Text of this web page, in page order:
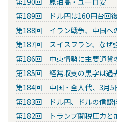
第189回 ドル円は160円台回
第188回 イラン戦争、中国へ
第187回 スイスフラン、なぜ
第186回 中東情勢に主要通貨
第185回 経常収支の黒字は過
第184回 中国・全人代、3月5
第183回 ドル円、ドルの信認
第182回 トランプ関税圧力と